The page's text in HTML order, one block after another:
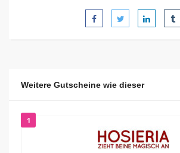
Weitere Gutscheine wie dieser
1